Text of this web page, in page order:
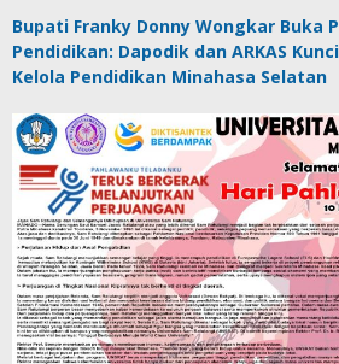
Bupati Franky Donny Wongkar Buka
Pendidikan: Dapodik dan ARKAS
Kelola Pendidikan Minahasa Selatan